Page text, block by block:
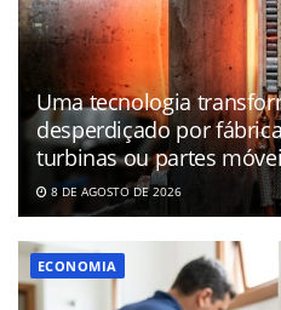
Uma tecnologia
desperdiçado por
turbinas ou partes
8 DE AGOSTO DE 2026
ECONOMIA